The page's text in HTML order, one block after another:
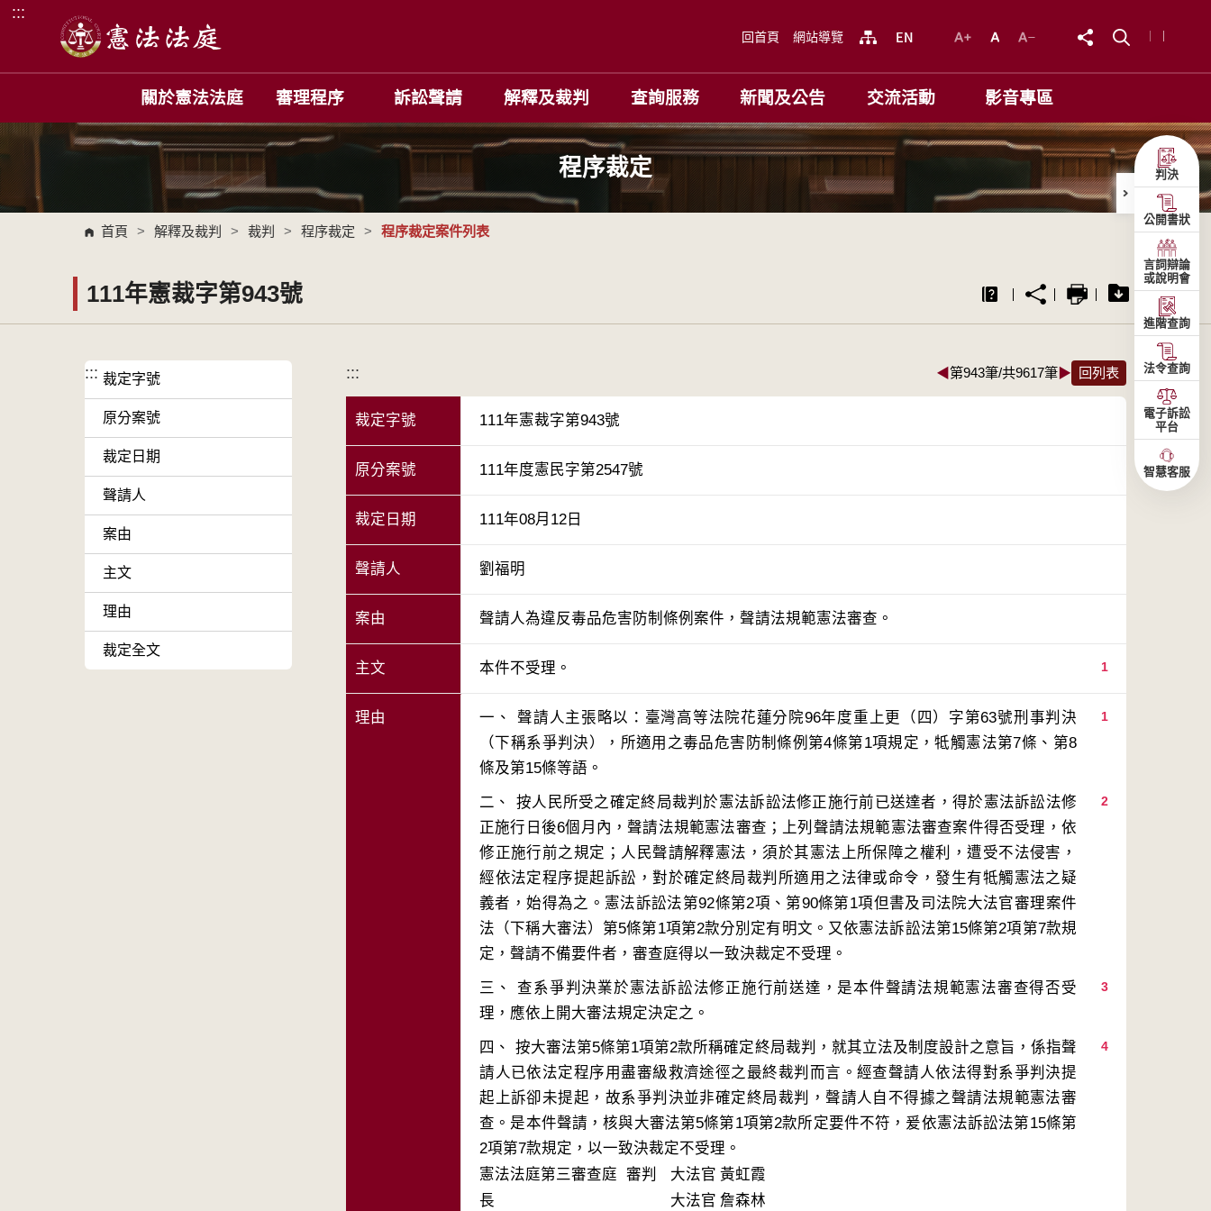
跳到主要內容區塊
:::
回首頁 網站導覽
關於憲法法庭 審理程序 訴訟聲請 解釋及裁判 查詢服務 新聞及公告 交流活動 影音專區
程序裁定
首頁 > 解釋及裁判 > 裁判 > 程序裁定 > 程序裁定案件列表
111年憲裁字第943號
::: 裁定字號
原分案號
裁定日期
聲請人
案由
主文
理由
裁定全文
::: ◀第943筆/共9617筆▶ 回列表
裁定字號 111年憲裁字第943號
原分案號 111年度憲民字第2547號
裁定日期 111年08月12日
聲請人 劉福明
案由 聲請人為違反毒品危害防制條例案件，聲請法規範憲法審查。
主文 1
本件不受理。
理由 1
一、	聲請人主張略以：臺灣高等法院花蓮分院96年度重上更（四）字第63號刑事判決
（下稱系爭判決），所適用之毒品危害防制條例第4條第1項規定，牴觸憲法第7條、第8
2
二、	按人民所受之確定終局裁判於憲法訴訟法修正施行前已送達者，得於憲法訴訟法修
正施行日後6個月內，聲請法規範憲法審查；上列聲請法規範憲法審查案件得否受理，依
修正施行前之規定；人民聲請解釋憲法，須於其憲法上所保障之權利，遭受不法侵害，
經依法定程序提起訴訟，對於確定終局裁判所適用之法律或命令，發生有牴觸憲法之疑
義者，始得為之。憲法訴訟法第92條第2項、第90條第1項但書及司法院大法官審理案件
法（下稱大審法）第5條第1項第2款分別定有明文。又依憲法訴訟法第15條第2項第7款規
3
三、	查系爭判決業於憲法訴訟法修正施行前送達，是本件聲請法規範憲法審查得否受
4
四、	按大審法第5條第1項第2款所稱確定終局裁判，就其立法及制度設計之意旨，係指聲
請人已依法定程序用盡審級救濟途徑之最終裁判而言。經查聲請人依法得對系爭判決提
起上訴卻未提起，故系爭判決並非確定終局裁判，聲請人自不得據之聲請法規範憲法審
查。是本件聲請，核與大審法第5條第1項第2款所定要件不符，爰依憲法訴訟法第15條第
2項第7款規定，以一致決裁定不受理。
憲法法庭第三審查庭 審判
長
大法官 黃虹霞
大法官 詹森林
判決
公開書狀
言詞辯論
或說明會
進階查詢
法令查詢
電子訴訟
平台
智慧客服